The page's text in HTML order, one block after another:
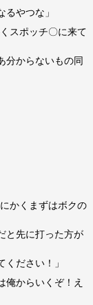
やつな」
スポッチ〇に来て
分からないもの同
かくまずはボクの
と先に打った方が
ださい！」
俺からいくぞ！え